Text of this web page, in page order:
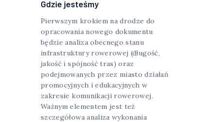
Gdzie jesteśmy
Pierwszym krokiem na drodze do
opracowania nowego dokumentu
będzie analiza obecnego stanu
infrastruktury rowerowej (długość,
jakość i spójność tras) oraz
podejmowanych przez miasto działań
promocyjnych i edukacyjnych w
zakresie komunikacji rowerowej.
Ważnym elementem jest też
szczegółowa analiza wykonania